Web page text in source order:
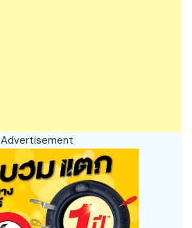
Advertisement